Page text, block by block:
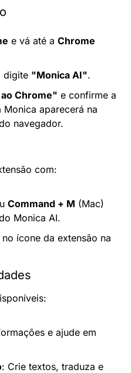
e vá até a Chrome
digite "Monica AI".
Chrome" e confirme a
aparecerá na
navegador.
com:
Command + M (Mac)
Monica AI.
ícone da extensão na
e ajude em
: Crie textos, traduza e